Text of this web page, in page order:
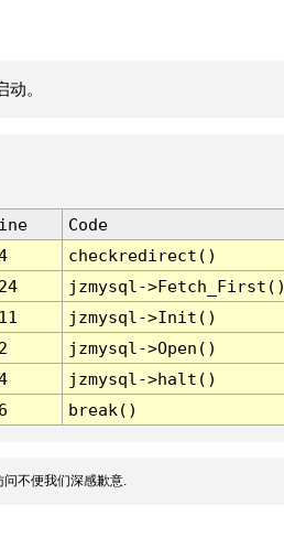
。
Code
checkredirect()
jzmysql-
jzmysql->Init()
jzmysql->Open()
jzmysql->halt()
break()
不便我们深感歉意.